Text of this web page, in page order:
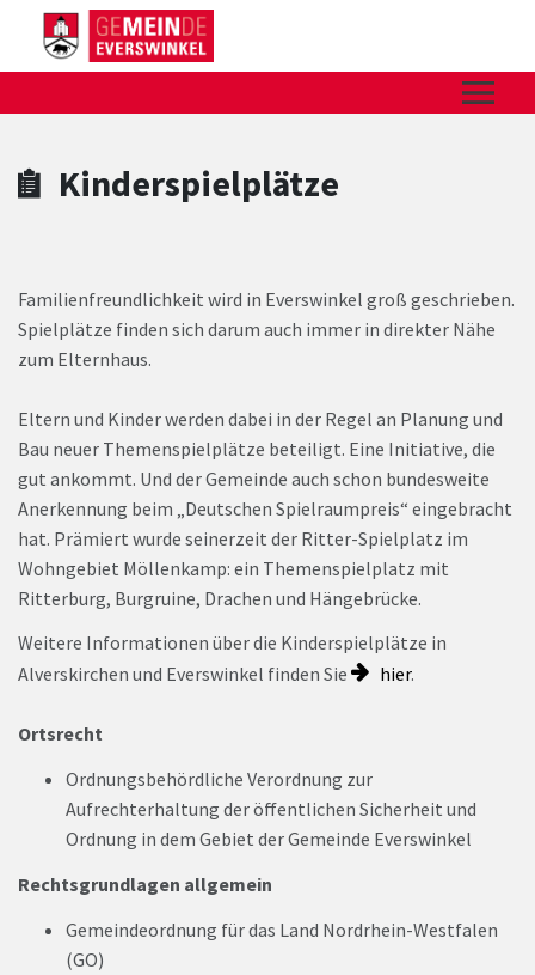
Zum Header
Zum Hauptinhalt
Zum Footer
Zum Hauptinhalt springen
Kinderspielplätze
Familienfreundlichkeit wird in Everswinkel groß geschrieben.
Spielplätze finden sich darum auch immer in direkter Nähe
zum Elternhaus.
Eltern und Kinder werden dabei in der Regel an Planung und
Bau neuer Themenspielplätze beteiligt. Eine Initiative, die
gut ankommt. Und der Gemeinde auch schon bundesweite
Anerkennung beim „Deutschen Spielraumpreis“ eingebracht
hat. Prämiert wurde seinerzeit der Ritter-Spielplatz im
Wohngebiet Möllenkamp: ein Themenspielplatz mit
Ritterburg, Burgruine, Drachen und Hängebrücke.
Weitere Informationen über die Kinderspielplätze in
Alverskirchen und Everswinkel finden Sie
hier.
Ortsrecht
Ordnungsbehördliche Verordnung zur
Aufrechterhaltung der öffentlichen Sicherheit und
Ordnung in dem Gebiet der Gemeinde Everswinkel
Rechtsgrundlagen allgemein
Gemeindeordnung für das Land Nordrhein-Westfalen
(GO)